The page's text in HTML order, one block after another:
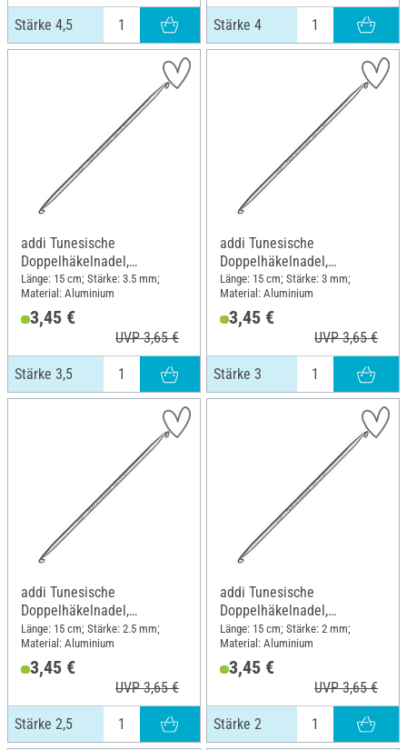
Stärke 4,5 Stärke 4
addi Tunesische
Doppelhäkelnadel,
Aluminium, Stärke 3,5
Länge: 15 cm; Stärke: 3.5 mm;
Material: Aluminium
3,45 €
UVP 3,65 €
Stärke 3,5
addi Tunesische
Doppelhäkelnadel,
Aluminium, Stärke 3
Länge: 15 cm; Stärke: 3 mm;
Material: Aluminium
3,45 €
UVP 3,65 €
Stärke 3
addi Tunesische
Doppelhäkelnadel,
Aluminium, Stärke 2,5
Länge: 15 cm; Stärke: 2.5 mm;
Material: Aluminium
3,45 €
UVP 3,65 €
Stärke 2,5
addi Tunesische
Doppelhäkelnadel,
Aluminium, Stärke 2
Länge: 15 cm; Stärke: 2 mm;
Material: Aluminium
3,45 €
UVP 3,65 €
Stärke 2